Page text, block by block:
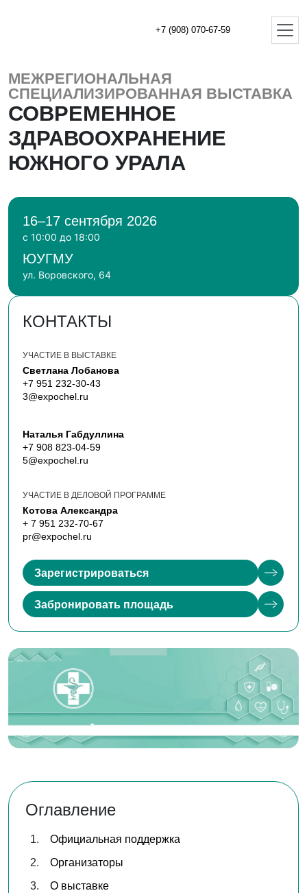
+7 (908) 070-67-59
МЕЖРЕГИОНАЛЬНАЯ
СПЕЦИАЛИЗИРОВАННАЯ ВЫСТАВКА
СОВРЕМЕННОЕ
ЗДРАВООХРАНЕНИЕ
ЮЖНОГО УРАЛА
16–17 сентября 2026
с 10:00 до 18:00
ЮУГМУ
ул. Воровского, 64
КОНТАКТЫ
УЧАСТИЕ В ВЫСТАВКЕ
Светлана Лобанова
+7 951 232-30-43
3@expochel.ru
Наталья Габдуллина
+7 908 823-04-59
5@expochel.ru
УЧАСТИЕ В ДЕЛОВОЙ ПРОГРАММЕ
Котова Александра
+ 7 951 232-70-67
pr@expochel.ru
Зарегистрироваться
Забронировать площадь
Оглавление
Официальная поддержка
Организаторы
О выставке